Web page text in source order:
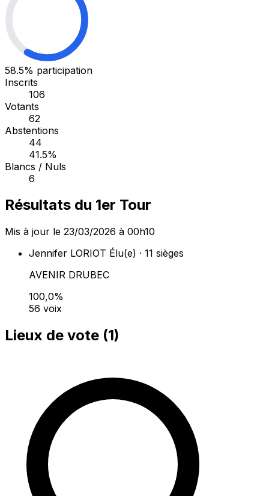
58.5% participation
Inscrits
106
Votants
62
Abstentions
44
41.5%
Blancs / Nuls
6
Résultats du 1er Tour
Mis à jour le 23/03/2026 à 00h10
Jennifer LORIOT Élu(e) · 11 sièges
AVENIR DRUBEC
100,0%
56 voix
Lieux de vote (1)